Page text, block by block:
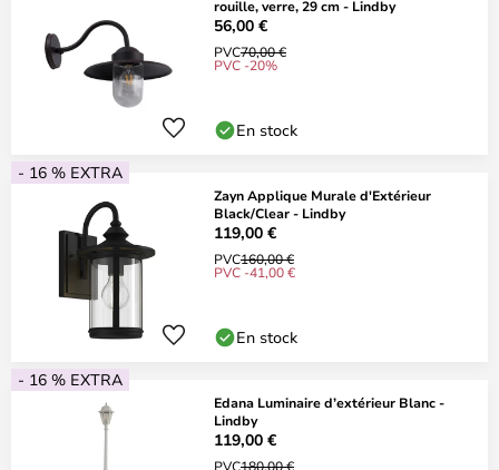
rouille, verre, 29 cm - Lindby
56,00 €
PVC70,00 €
PVC -20%
En stock
- 16 % EXTRA
Zayn Applique Murale d'Extérieur
Black/Clear - Lindby
119,00 €
PVC160,00 €
PVC -41,00 €
En stock
- 16 % EXTRA
Edana Luminaire d’extérieur Blanc -
Lindby
119,00 €
PVC180,00 €